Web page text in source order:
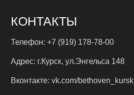
КОНТАКТЫ
Телефон:+7 (919) 178-78-00
Адрес: г.Курск, ул.Энгельса 148
Вконтакте:vk.com/bethoven_kursk